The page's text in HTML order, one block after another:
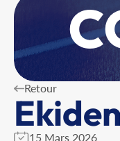
Retour
15 Mars 2026